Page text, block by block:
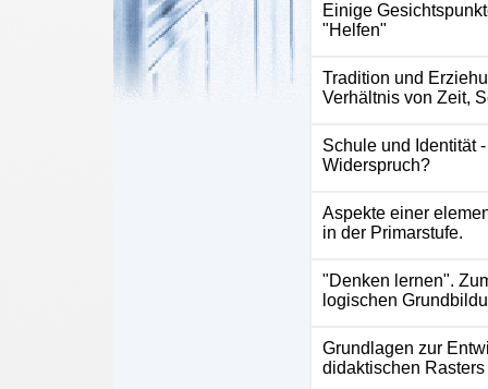
Einige
"Helfen"
Tradition und
Verhältnis von Zeit,
Schule und Identität
Widerspruch?
Aspekte einer
in der Primarstufe.
"Denken lernen".
logischen
Grundlagen zur
didaktischen Rasters